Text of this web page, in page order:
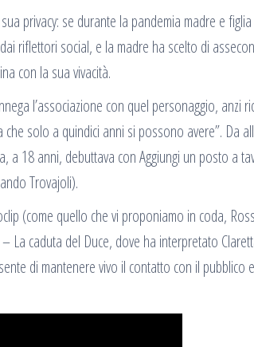
privacy: se durante la pandemia madre e
riflettori social, e la madre ha scelto di
con la sua vivacità.
l’associazione con quel personaggio, anzi
solo a quindici anni si possono avere”. Da
a 18 anni, debuttava con Aggiungi un posto a
Trovajoli).
(come quello che vi proponiamo in coda,
La caduta del Duce, dove ha interpretato
di mantenere vivo il contatto con il pubblico